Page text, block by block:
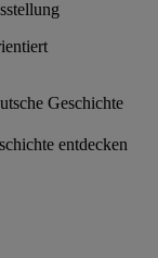
entdecken